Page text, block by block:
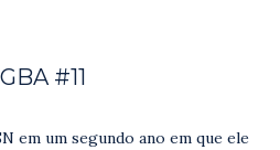
#11
em um segundo ano em que ele